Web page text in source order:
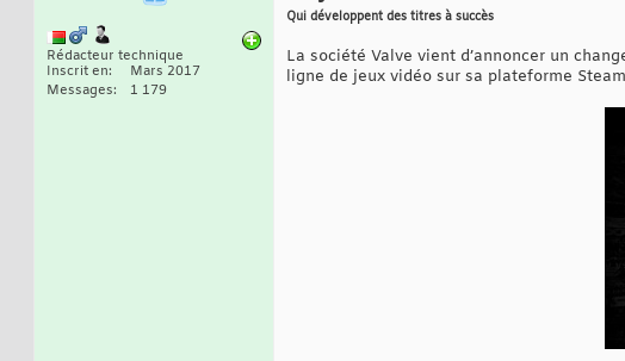
Rédacteur technique
Inscrit en
Mars 2017
Messages
1 179
Qui développent des titres à succès
La société Valve vient d’annoncer un
ligne de jeux vidéo sur sa plateforme